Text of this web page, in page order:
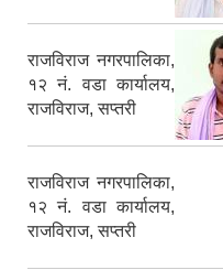
राजविराज नगरपालिका,
१२ नं. वडा कार्यालय,
राजविराज, सप्तरी
राजविराज नगरपालिका,
१२ नं. वडा कार्यालय,
राजविराज, सप्तरी